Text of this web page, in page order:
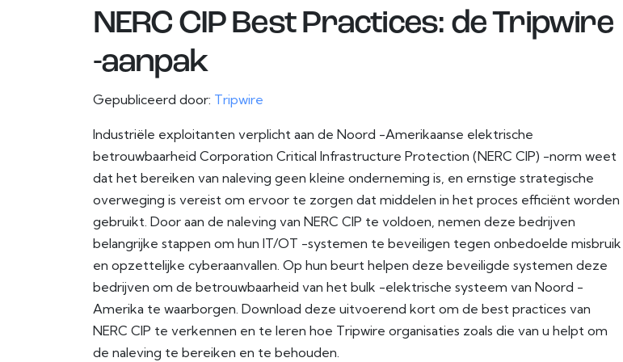
NERC CIP Best Practices: de Tripwire
-aanpak
Gepubliceerd door: Tripwire
Industriële exploitanten verplicht aan de Noord -Amerikaanse elektrische
betrouwbaarheid Corporation Critical Infrastructure Protection (NERC CIP) -norm weet
dat het bereiken van naleving geen kleine onderneming is, en ernstige strategische
overweging is vereist om ervoor te zorgen dat middelen in het proces efficiënt worden
gebruikt. Door aan de naleving van NERC CIP te voldoen, nemen deze bedrijven
belangrijke stappen om hun IT/OT -systemen te beveiligen tegen onbedoelde misbruik
en opzettelijke cyberaanvallen. Op hun beurt helpen deze beveiligde systemen deze
bedrijven om de betrouwbaarheid van het bulk -elektrische systeem van Noord -
Amerika te waarborgen. Download deze uitvoerend kort om de best practices van
NERC CIP te verkennen en te leren hoe Tripwire organisaties zoals die van u helpt om
de naleving te bereiken en te behouden.